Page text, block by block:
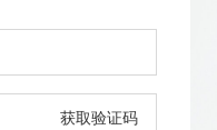
获取验证码